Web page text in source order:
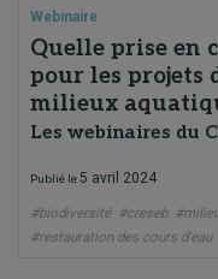
Webinaire
Quelle prise en
pour les projets
milieux
Les webinaires du
Publié le 5 avril 2024
#biodiversité #creseb
#restauration des cours d'eau